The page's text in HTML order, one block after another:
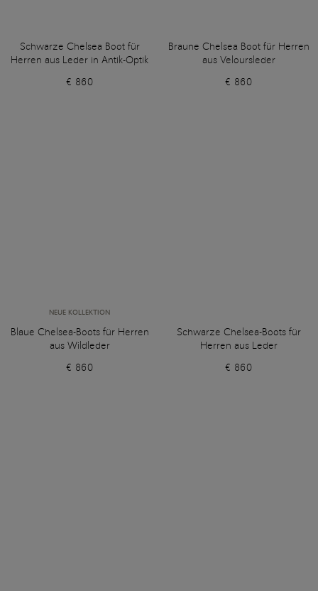
Schwarze Chelsea Boot für
Herren aus Leder in Antik-Optik
€ 860
Braune Chelsea Boot für Herren
aus Veloursleder
€ 860
NEUE KOLLEKTION
Blaue Chelsea-Boots für Herren
aus Wildleder
€ 860
Schwarze Chelsea-Boots für
Herren aus Leder
€ 860